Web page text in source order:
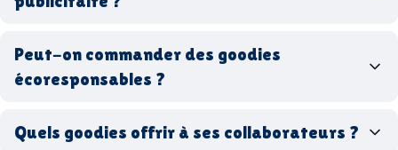
France Made in Europe goodies hi-tech
Peut-on commander des goodies
écoresponsables ?
goodies écologiques
Quels goodies offrir à ses collaborateurs ?